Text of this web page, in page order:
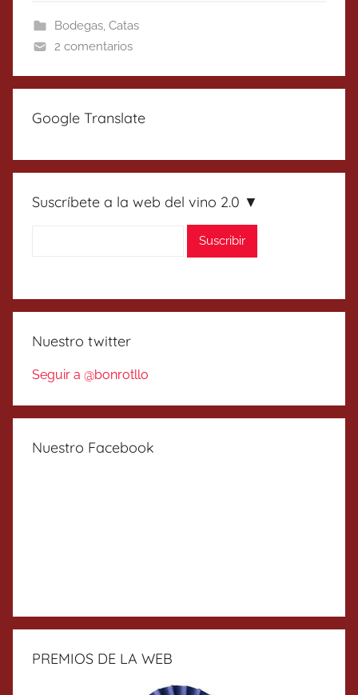
Bodegas, Catas
2 comentarios
Google Translate
Suscríbete a la web del vino 2.0 ▼
Nuestro twitter
Seguir a @bonrotllo
Nuestro Facebook
PREMIOS DE LA WEB